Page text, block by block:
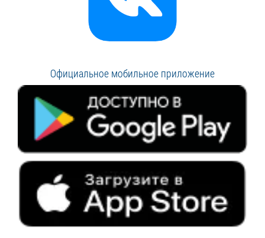
Официальное мобильное приложение